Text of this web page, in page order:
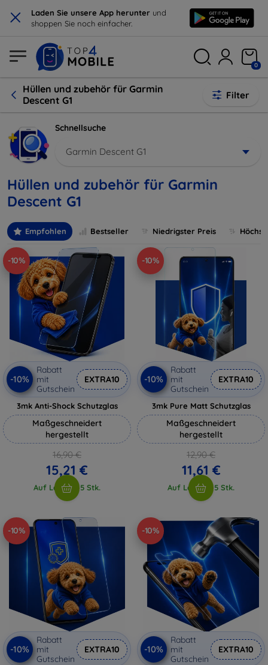
× Laden Sie unsere App herunter und
shoppen Sie noch einfacher.
0
Hüllen und zubehör für Garmin
Descent G1
Filter
Schnellsuche
Garmin Descent G1
Hüllen und zubehör für Garmin
Descent G1
Empfohlen Bestseller Niedrigster Preis
-10%
-10%
Rabatt
mit
Gutschein
EXTRA10
3mk Anti-Shock Schutzglas
Maßgeschneidert
hergestellt
16,90 €
15,21 €
Auf Lager > 5 Stk.
-10%
-10%
Rabatt
mit
Gutschein
EXTRA10
3mk Pure Matt Schutzglas
Maßgeschneidert
hergestellt
12,90 €
11,61 €
Auf Lager > 5 Stk.
-10%
-10%
Rabatt
mit
Gutschein
EXTRA10
-10%
-10%
Rabatt
mit
Gutschein
EXTRA10